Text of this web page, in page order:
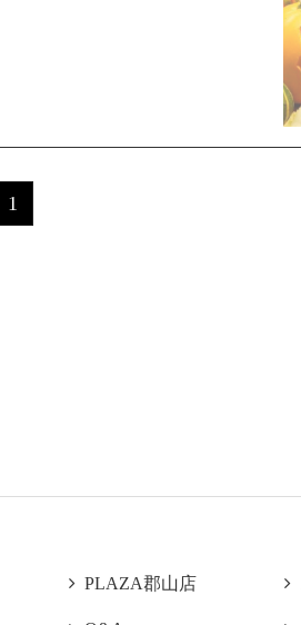
1
 PLAZA郡山店 